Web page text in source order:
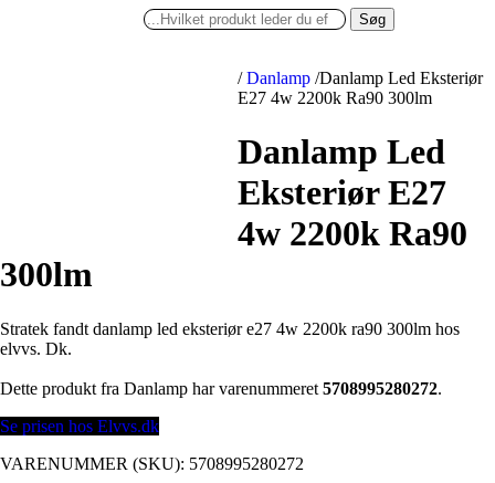
Søg
/ Danlamp /Danlamp Led Eksteriør
E27 4w 2200k Ra90 300lm
Danlamp Led
Eksteriør E27
4w 2200k Ra90
300lm
Stratek fandt danlamp led eksteriør e27 4w 2200k ra90 300lm hos
elvvs. Dk.
Dette produkt fra Danlamp har varenummeret 5708995280272.
Se prisen hos Elvvs.dk
VARENUMMER (SKU): 5708995280272